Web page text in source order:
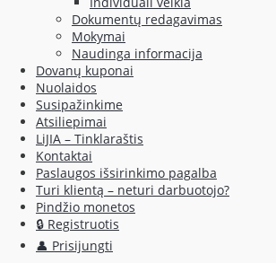
Dokumentų redagavimas
Mokymai
Naudinga informacija
Dovanų kuponai
Nuolaidos
Susipažinkime
Atsiliepimai
LiJIA – Tinklaraštis
Kontaktai
Paslaugos išsirinkimo pagalba
Turi klientą – neturi darbuotojo?
Pindžio monetos
🔒 Registruotis
👤 Prisijungti